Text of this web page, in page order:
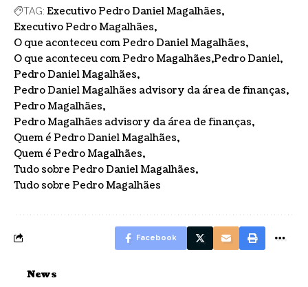
TAG: Executivo Pedro Daniel Magalhães
Executivo Pedro Magalhães
O que aconteceu com Pedro Daniel Magalhães
O que aconteceu com Pedro Magalhães Pedro Daniel
Pedro Daniel Magalhães
Pedro Daniel Magalhães advisory da área de finanças
Pedro Magalhães
Pedro Magalhães advisory da área de finanças
Quem é Pedro Daniel Magalhães
Quem é Pedro Magalhães
Tudo sobre Pedro Daniel Magalhães
Tudo sobre Pedro Magalhães
Facebook
News